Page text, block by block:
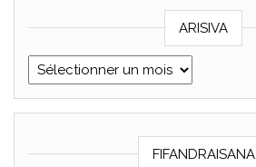
ARISIVA
ARISIVA
FIFANDRAISANA